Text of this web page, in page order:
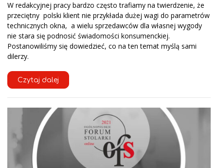
W redakcyjnej pracy bardzo często trafiamy na twierdzenie, że
przeciętny polski klient nie przykłada dużej wagi do parametrów
technicznych okna, a wielu sprzedawców dla własnej wygody
nie stara się podnosić świadomości konsumenckiej.
Postanowiliśmy się dowiedzieć, co na ten temat myślą sami
dilerzy.
Czytaj dalej